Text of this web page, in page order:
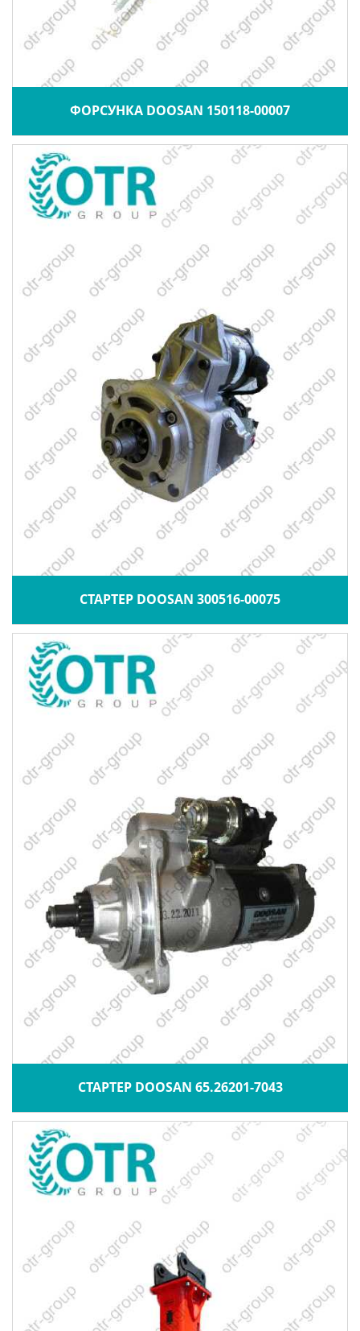
ФОРСУНКА DOOSAN 150118-00007
СТАРТЕР DOOSAN 300516-00075
СТАРТЕР DOOSAN 65.26201-7043